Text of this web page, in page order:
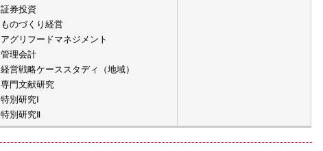
証券投資
ものづくり経営
アグリフードマネジメント
管理会計
経営戦略ケーススタディ（地域）
専門文献研究
特別研究Ⅰ
特別研究Ⅱ